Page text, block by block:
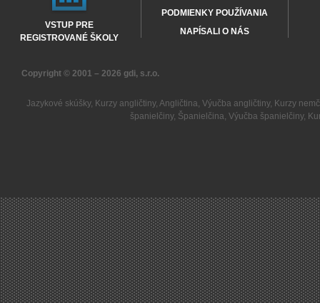
VSTUP PRE
REGISTROVANÉ ŠKOLY
PODMIENKY POUŽÍVANIA
NAPÍSALI O NÁS
Copyright © 2001 – 2026 gdi, s.r.o.
Jazykové skúšky, Kurzy angličtiny, Angličtina, Výučba angličtiny, Kurzy
španielčiny, Španielčina, Výučba španielčiny,